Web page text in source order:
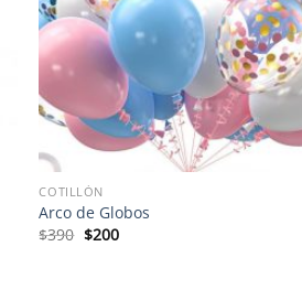
COTILLÓN
Arco de Globos
$390 El
$200El